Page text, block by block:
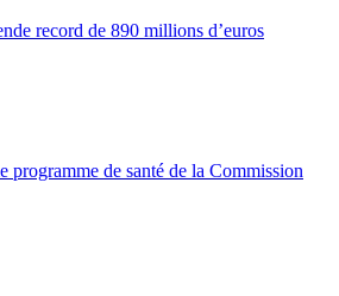
record de 890 millions d’euros
programme de santé de la Commission